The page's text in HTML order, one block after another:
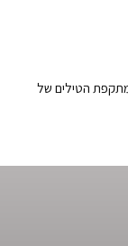
הטילים של